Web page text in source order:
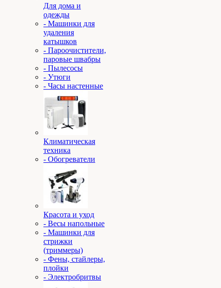
Для дома и
одежды
- Машинки для
удаления
катышков
- Пароочистители,
паровые швабры
- Пылесосы
- Утюги
- Часы настенные
Климатическая
техника
- Обогреватели
Красота и уход
- Весы напольные
- Машинки для
стрижки
(триммеры)
- Фены, стайлеры,
плойки
- Электробритвы